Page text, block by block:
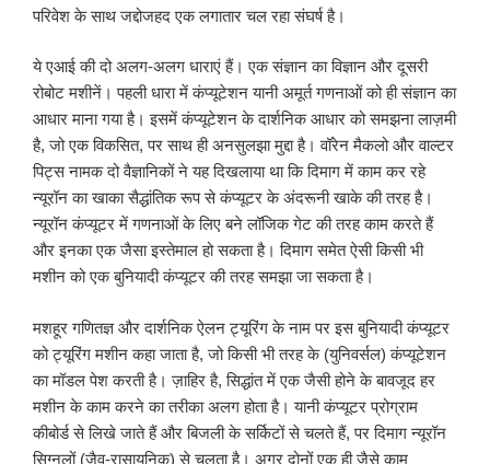
परिवेश के साथ जद्दोजहद एक लगातार चल रहा संघर्ष है।
ये एआई की दो अलग-अलग धाराएं हैं। एक संज्ञान का विज्ञान और दूसरी
रोबोट मशीनें। पहली धारा में कंप्यूटेशन यानी अमूर्त गणनाओं को ही संज्ञान का
आधार माना गया है। इसमें कंप्यूटेशन के दार्शनिक आधार को समझना लाज़मी
है, जो एक विकसित, पर साथ ही अनसुलझा मुद्दा है। वॉरेन मैकलो और वाल्टर
पिट्स नामक दो वैज्ञानिकों ने यह दिखलाया था कि दिमाग में काम कर रहे
न्यूरॉन का खाका सैद्धांतिक रूप से कंप्यूटर के अंदरूनी खाके की तरह है।
न्यूरॉन कंप्यूटर में गणनाओं के लिए बने लॉजिक गेट की तरह काम करते हैं
और इनका एक जैसा इस्तेमाल हो सकता है। दिमाग समेत ऐसी किसी भी
मशीन को एक बुनियादी कंप्यूटर की तरह समझा जा सकता है।
मशहूर गणितज्ञ और दार्शनिक ऐलन ट्यूरिंग के नाम पर इस बुनियादी कंप्यूटर
को ट्यूरिंग मशीन कहा जाता है, जो किसी भी तरह के (युनिवर्सल) कंप्यूटेशन
का मॉडल पेश करती है। ज़ाहिर है, सिद्धांत में एक जैसी होने के बावजूद हर
मशीन के काम करने का तरीका अलग होता है। यानी कंप्यूटर प्रोग्राम
कीबोर्ड से लिखे जाते हैं और बिजली के सर्किटों से चलते हैं, पर दिमाग न्यूरॉन
सिग्नलों (जैव-रासायनिक) से चलता है। अगर दोनों एक ही जैसे काम